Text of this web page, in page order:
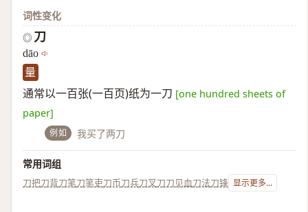
词性变化
◎ 刀
dāo
量
通常以一百张(一百页)纸为一刀 [one hundred sheets of
paper]
例如 我买了两刀
常用词组
刀把刀背刀笔刀笔吏刀币刀兵刀叉刀刀见血刀法刀锋 显示更多...